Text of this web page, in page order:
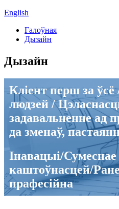
English
Галоўная
Дызайн
Дызайн
Кліент перш за
людзей /
задавальненне ад
да зменаў,
Інавацыі/
каштоўнасцей/
прафесійна